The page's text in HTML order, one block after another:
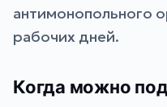
антимонопольного
рабочих дней.
Когда можно